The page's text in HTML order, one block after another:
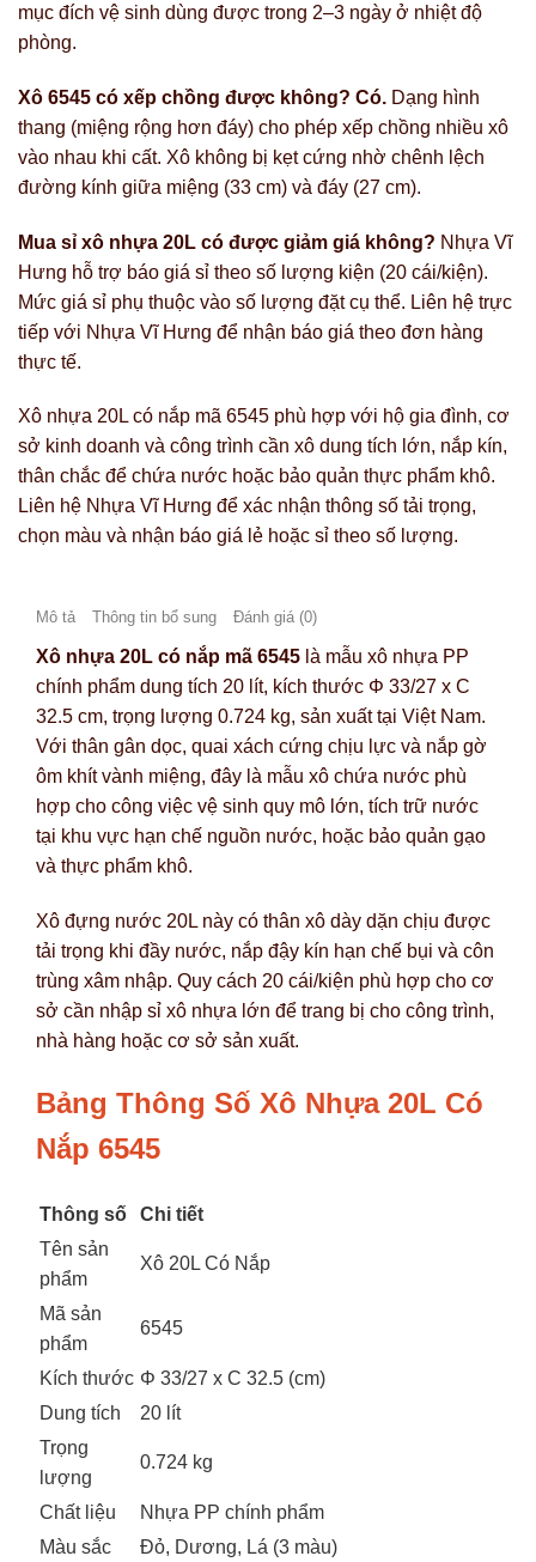
mục đích vệ sinh dùng được trong 2–3 ngày ở nhiệt độ
phòng.
Xô 6545 có xếp chồng được không? Có. Dạng hình
thang (miệng rộng hơn đáy) cho phép xếp chồng nhiều xô
vào nhau khi cất. Xô không bị kẹt cứng nhờ chênh lệch
đường kính giữa miệng (33 cm) và đáy (27 cm).
Mua sỉ xô nhựa 20L có được giảm giá không? Nhựa Vĩ
Hưng hỗ trợ báo giá sỉ theo số lượng kiện (20 cái/kiện).
Mức giá sỉ phụ thuộc vào số lượng đặt cụ thể. Liên hệ trực
tiếp với Nhựa Vĩ Hưng để nhận báo giá theo đơn hàng
thực tế.
Xô nhựa 20L có nắp mã 6545 phù hợp với hộ gia đình, cơ
sở kinh doanh và công trình cần xô dung tích lớn, nắp kín,
thân chắc để chứa nước hoặc bảo quản thực phẩm khô.
Liên hệ Nhựa Vĩ Hưng để xác nhận thông số tải trọng,
chọn màu và nhận báo giá lẻ hoặc sỉ theo số lượng.
Mô tả Thông tin bổ sung Đánh giá (0)
Xô nhựa 20L có nắp mã 6545 là mẫu xô nhựa PP
chính phẩm dung tích 20 lít, kích thước Φ 33/27 x C
32.5 cm, trọng lượng 0.724 kg, sản xuất tại Việt Nam.
Với thân gân dọc, quai xách cứng chịu lực và nắp gờ
ôm khít vành miệng, đây là mẫu xô chứa nước phù
hợp cho công việc vệ sinh quy mô lớn, tích trữ nước
tại khu vực hạn chế nguồn nước, hoặc bảo quản gạo
và thực phẩm khô.
Xô đựng nước 20L này có thân xô dày dặn chịu được
tải trọng khi đầy nước, nắp đậy kín hạn chế bụi và côn
trùng xâm nhập. Quy cách 20 cái/kiện phù hợp cho cơ
sở cần nhập sỉ xô nhựa lớn để trang bị cho công trình,
nhà hàng hoặc cơ sở sản xuất.
Bảng Thông Số Xô Nhựa 20L Có
Nắp 6545
Thông số
Chi tiết
Tên sản
phẩm
Xô 20L Có Nắp
Mã sản
phẩm
6545
Kích thước Φ 33/27 x C 32.5 (cm)
Dung tích
20 lít
Trọng
lượng
0.724 kg
Chất liệu
Nhựa PP chính phẩm
Màu sắc
Đỏ, Dương, Lá (3 màu)